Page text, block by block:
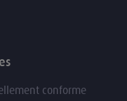
conforme